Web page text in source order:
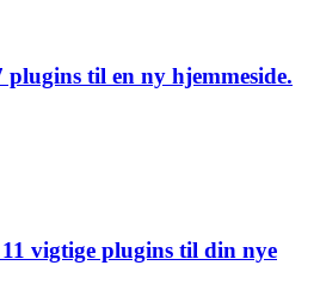
plugins til en ny hjemmeside.
vigtige plugins til din nye